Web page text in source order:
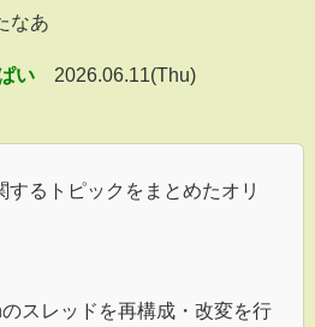
なあ
い
2026.06.11(Thu)
するトピックをまとめたオリ
スレッドを再構成・改変を行